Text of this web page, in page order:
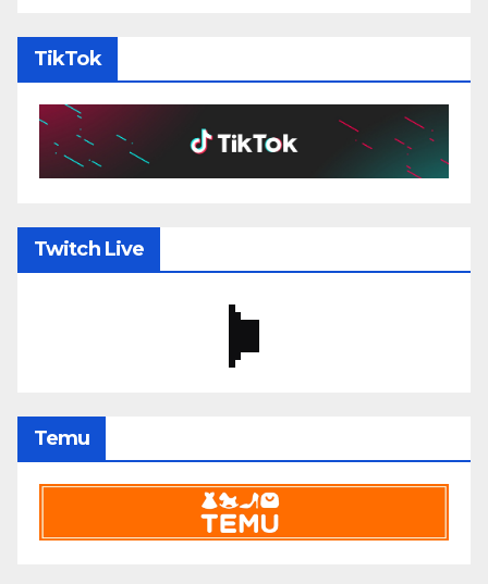
TikTok
Twitch Live
Temu